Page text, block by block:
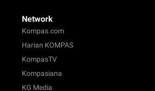
Network
Kompas.com
Harian KOMPAS
KompasTV
Kompasiana
KG Media